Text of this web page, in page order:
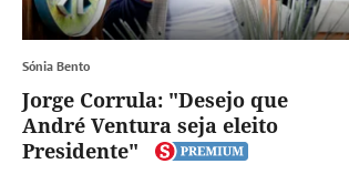
Sónia Bento
Jorge Corrula: "Desejo que
André Ventura seja eleito
Presidente"